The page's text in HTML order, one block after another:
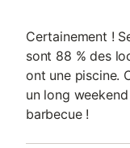
Certainement !
sont 88 % des
ont une piscine.
un long
barbecue !